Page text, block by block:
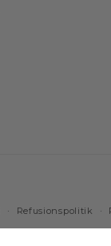
Refusionspolitik